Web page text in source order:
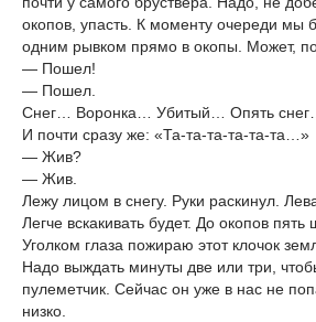
окопов, упасть. К моменту очереди мы
одним рывком прямо в окопы. Может,
— Пошел!
— Пошел.
Снег… Воронка… Убитый… Опять
И почти сразу же: «Та-та-та-та-та-та…»
— Жив?
— Жив.
Лежу лицом в снегу. Руки раскинул.
Легче вскакивать будет. До окопов пять
Уголком глаза пожираю этот клочок
Надо выждать минуты две или три,
пулеметчик. Сейчас он уже в нас не
низко.